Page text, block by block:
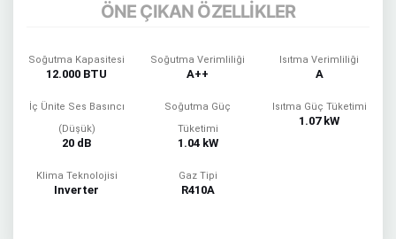
ÖNE ÇIKAN ÖZELLİKLER
Soğutma Kapasitesi
12.000 BTU
Soğutma Verimliliği
A++
Isıtma Verimliliği
A
İç Ünite Ses Basıncı
(Düşük)
20 dB
Soğutma Güç
Tüketimi
1.04 kW
Isıtma Güç Tüketimi
1.07 kW
Klima Teknolojisi
Inverter
Gaz Tipi
R410A